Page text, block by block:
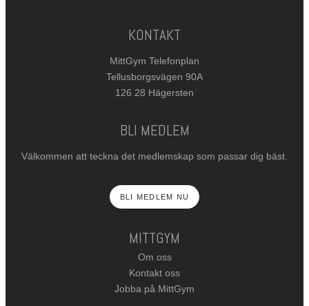
KONTAKT
MittGym Telefonplan
Tellusborgsvägen 90A
126 28 Hägersten
BLI MEDLEM
Välkommen att teckna det medlemskap som passar dig bäst.
BLI MEDLEM NU
MITTGYM
Om oss
Kontakt oss
Jobba på MittGym